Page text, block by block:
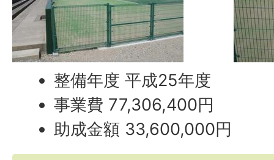
整備年度 平成25年度
事業費 77,306,400円
助成金額 33,600,000円